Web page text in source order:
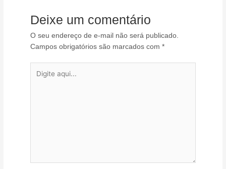
Deixe um comentário
O seu endereço de e-mail não será publicado.
Campos obrigatórios são marcados com*
aqui...